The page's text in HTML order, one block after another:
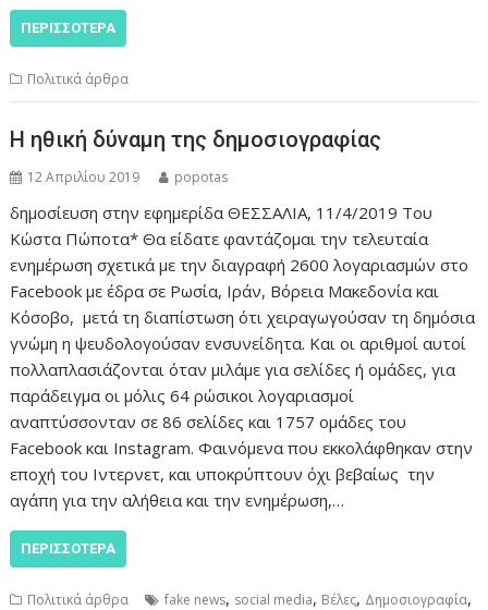
ΠΕΡΙΣΣΌΤΕΡΑ
Πολιτικά άρθρα
Η ηθική δύναμη της δημοσιογραφίας
12 Απριλίου 2019 popotas
δημοσίευση στην εφημερίδα ΘΕΣΣΑΛΙΑ, 11/4/2019 Του
Κώστα Πώποτα* Θα είδατε φαντάζομαι την τελευταία
ενημέρωση σχετικά με την διαγραφή 2600 λογαριασμών στο
Facebook με έδρα σε Ρωσία, Ιράν, Βόρεια Μακεδονία και
Κόσοβο, μετά τη διαπίστωση ότι χειραγωγούσαν τη δημόσια
γνώμη η ψευδολογούσαν ενσυνείδητα. Και οι αριθμοί αυτοί
πολλαπλασιάζονται όταν μιλάμε για σελίδες ή ομάδες, για
παράδειγμα οι μόλις 64 ρώσικοι λογαριασμοί
αναπτύσσονταν σε 86 σελίδες και 1757 ομάδες του
Facebook και Instagram. Φαινόμενα που εκκολάφθηκαν στην
εποχή του Ιντερνετ, και υποκρύπτουν όχι βεβαίως την
αγάπη για την αλήθεια και την ενημέρωση,…
ΠΕΡΙΣΣΌΤΕΡΑ
Πολιτικά άρθρα fake news, social media, Βέλες, Δημοσιογραφία,